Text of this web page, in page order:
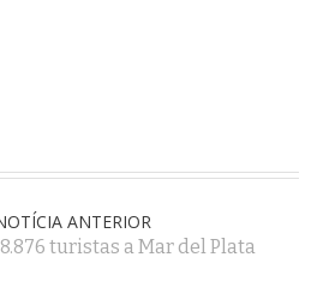
ANTERIOR
turistas a Mar del Plata